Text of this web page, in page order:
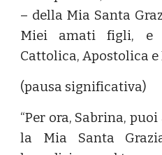
– della Mia Santa
Miei amati figli, e
Cattolica, Apostolica e
(pausa significativa)
“Per ora, Sabrina,
la Mia Santa